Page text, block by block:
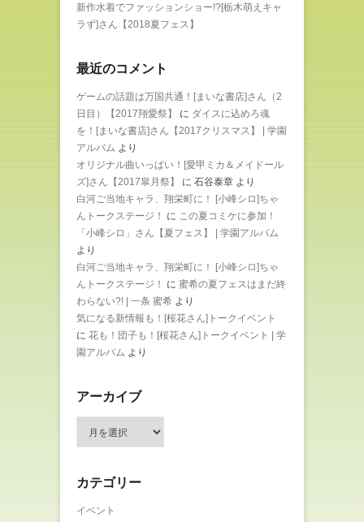
新作水着でファッションショー!?[栃木萌えキャ
ラず]さん【2018夏フェス】
最近のコメント
ゲームの話題は万国共通！[まいな書店]さん（2
日目）【2017翔愛祭】
に ダイスに込めろ魂
を！[まいな書店]さん【2017クリスマス】 | 学園
アルバム より
オリジナル曲いっぱい！[愛甲ミカ＆メイドール
ズ]さん【2017皐月祭】
に 石谷泰章 より
白河ご当地キャラ、翔栄町に！ [小峰シロ]ちゃ
んトークステージ！
に この夏コミケに参加！
「小峰シロ」さん【夏フェス】 | 学園アルバム
より
白河ご当地キャラ、翔栄町に！ [小峰シロ]ちゃ
んトークステージ！
に 蜜希の夏フェスはまだ終
わらない?! | 一条 蜜希 より
気になる新情報も！[桜花さん]トークイベント
に 花も！団子も！[桜花さん]トークイベント | 学
園アルバム より
アーカイブ
ブ
カテゴリー
イベント